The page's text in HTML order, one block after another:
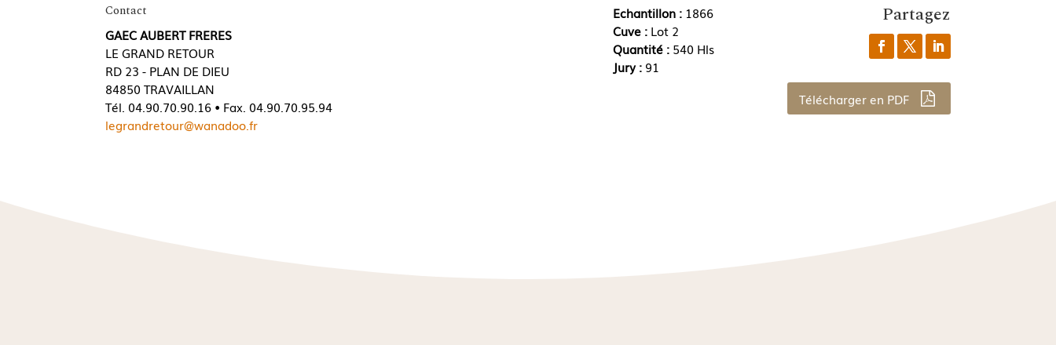
Contact
GAEC AUBERT FRERES
LE GRAND RETOUR
RD 23 - PLAN DE DIEU
84850 TRAVAILLAN
Tél. 04.90.70.90.16 • Fax. 04.90.70.95.94
legrandretour@wanadoo.fr
Echantillon :1866
Cuve : Lot 2
Quantité : 540 Hls
Jury : 91
Partagez
Télécharger en PDF